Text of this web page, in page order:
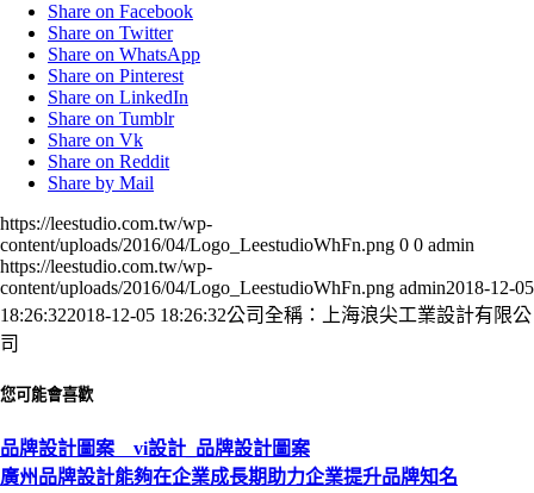
Share on Facebook
Share on Twitter
Share on WhatsApp
Share on Pinterest
Share on LinkedIn
Share on Tumblr
Share on Vk
Share on Reddit
Share by Mail
https://leestudio.com.tw/wp-
content/uploads/2016/04/Logo_LeestudioWhFn.png 0 0 admin
https://leestudio.com.tw/wp-
content/uploads/2016/04/Logo_LeestudioWhFn.png admin2018-12-05
18:26:322018-12-05 18:26:32公司全稱：上海浪尖工業設計有限公
司
您可能會喜歡
品牌設計圖案 vi設計_品牌設計圖案
廣州品牌設計能夠在企業成長期助力企業提升品牌知名